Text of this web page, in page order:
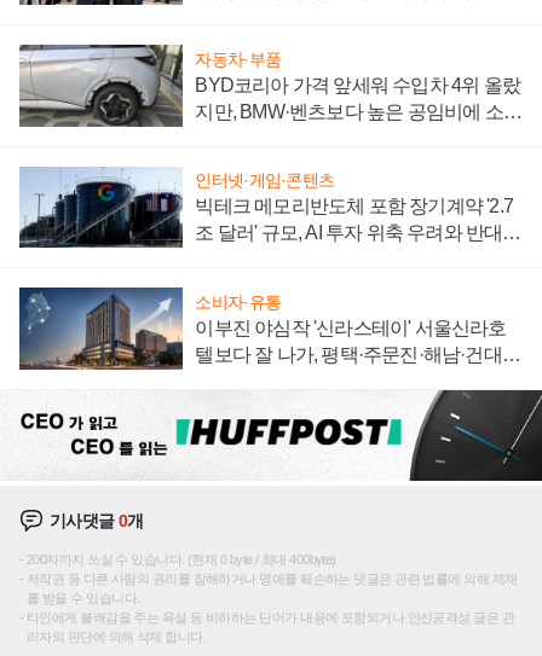
자동차·부품
BYD코리아 가격 앞세워 수입차 4위 올랐
지만, BMW·벤츠보다 높은 공임비에 소비
인터넷·게임·콘텐츠
빅테크 메모리반도체 포함 장기계약 '2.7
조 달러' 규모, AI 투자 위축 우려와 반대
소비자·유통
이부진 야심작 '신라스테이' 서울신라호
텔보다 잘 나가, 평택·주문진·해남·건대로
기사댓글0개
200자까지 쓰실 수 있습니다. (현재 0 byte / 최대 400byte)
저작권 등 다른 사람의 권리를 침해하거나 명예를 훼손하는 댓글은 관련 법률에 의해 제재
를 받을 수 있습니다.
타인에게 불쾌감을 주는 욕설 등 비하하는 단어가 내용에 포함되거나 인신공격성 글은 관
리자의 판단에 의해 삭제 합니다.